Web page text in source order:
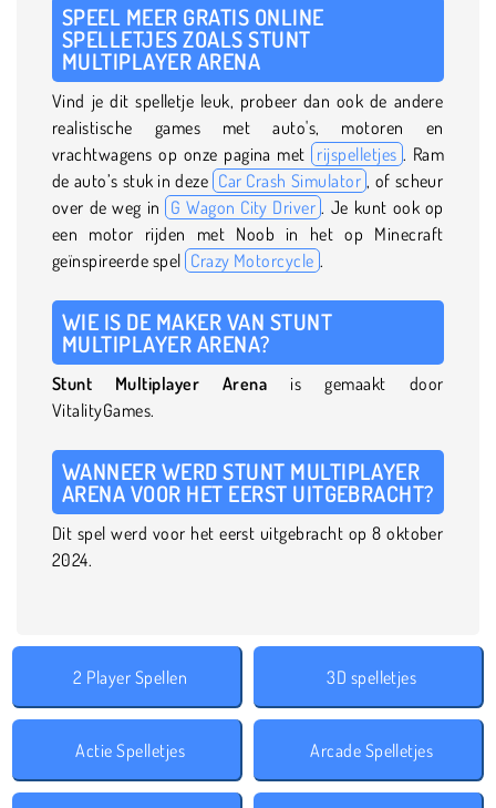
SPEEL MEER GRATIS ONLINE
SPELLETJES ZOALS STUNT
MULTIPLAYER ARENA
Vind je dit spelletje leuk, probeer dan ook de andere
realistische games met auto's, motoren en
vrachtwagens op onze pagina met rijspelletjes . Ram
de auto’s stuk in deze Car Crash Simulator , of scheur
over de weg in G Wagon City Driver . Je kunt ook op
een motor rijden met Noob in het op Minecraft
geïnspireerde spel Crazy Motorcycle .
WIE IS DE MAKER VAN STUNT
MULTIPLAYER ARENA?
Stunt Multiplayer Arena is gemaakt door
VitalityGames.
WANNEER WERD STUNT MULTIPLAYER
ARENA VOOR HET EERST UITGEBRACHT?
Dit spel werd voor het eerst uitgebracht op 8 oktober
2024.
2 Player Spellen 3D spelletjes
Actie Spelletjes Arcade Spelletjes